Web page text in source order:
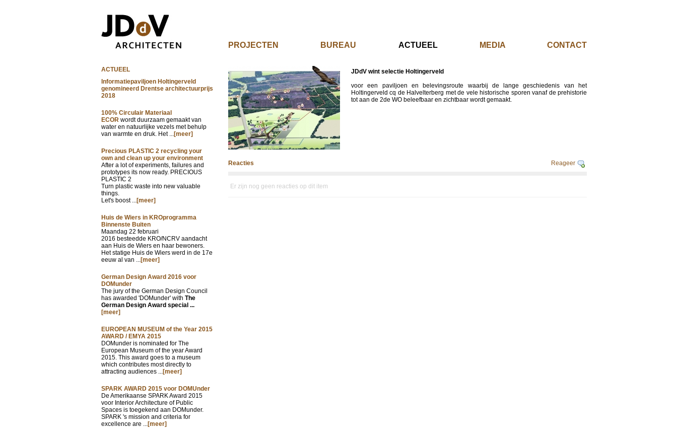
PROJECTEN BUREAU ACTUEEL MEDIA CONTACT
ACTUEEL
Informatiepaviljoen Holtingerveld
genomineerd Drentse architectuurprijs
2018
100% Circulair Materiaal
ECOR wordt duurzaam gemaakt van
water en natuurlijke vezels met behulp
van warmte en druk. Het ...[meer]
Precious PLASTIC 2 recycling your
own and clean up your environment
After a lot of experiments, failures and
prototypes its now ready. PRECIOUS
PLASTIC 2
Turn plastic waste into new valuable
things.
Let's boost ...[meer]
Huis de Wiers in KROprogramma
Binnenste Buiten
Maandag 22 februari
2016 besteedde KRO/NCRV aandacht
aan Huis de Wiers en haar bewoners.
Het statige Huis de Wiers werd in de 17e
eeuw al van ...[meer]
German Design Award 2016 voor
DOMunder
The jury of the German Design Council
has awarded 'DOMunder' with The
German Design Award special ...
[meer]
EUROPEAN MUSEUM of the Year 2015
AWARD / EMYA 2015
DOMunder is nominated for The
European Museum of the year Award
2015. This award goes to a museum
which contributes most directly to
attracting audiences ...[meer]
SPARK AWARD 2015 voor DOMUnder
De Amerikaanse SPARK Award 2015
voor Interior Architecture of Public
Spaces is toegekend aan DOMunder.
SPARK 's mission and criteria for
excellence are ...[meer]
JDdV wint selectie Holtingerveld
voor een paviljoen en belevingsroute waarbij de lange geschiedenis van het
Holtingerveld cq de Halvelterberg met de vele historische sporen vanaf de prehistorie
tot aan de 2de WO beleefbaar en zichtbaar wordt gemaakt.
Reacties Reageer
Er zijn nog geen reacties op dit item